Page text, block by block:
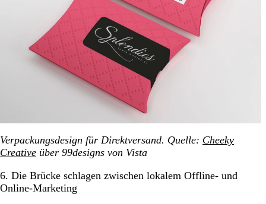
Verpackungsdesign für Direktversand. Quelle: Cheeky
Creative über 99designs von Vista
6. Die Brücke schlagen zwischen lokalem Offline- und
Online-Marketing